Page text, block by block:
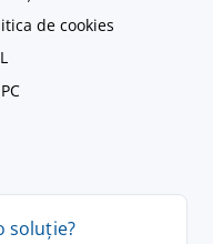
de cookies
soluție?